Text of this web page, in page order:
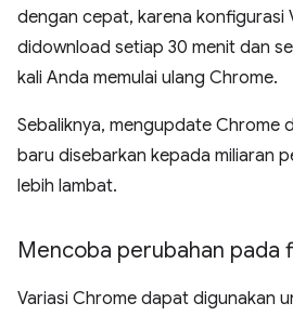
dengan cepat, karena konfigurasi
didownload setiap 30 menit dan
kali Anda memulai ulang Chrome.
Sebaliknya, mengupdate Chrome
baru disebarkan kepada miliaran
lebih lambat.
Mencoba perubahan pada
Variasi Chrome dapat digunakan